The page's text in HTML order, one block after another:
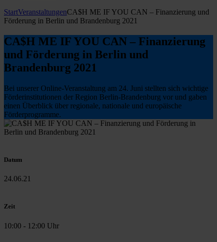
StartVeranstaltungenCA$H ME IF YOU CAN – Finanzierung und
Förderung in Berlin und Brandenburg 2021
CA$H ME IF YOU CAN – Finanzierung
und Förderung in Berlin und
Brandenburg 2021
Bei unserer Online-Veranstaltung am 24. Juni stellten sich wichtige
Förderinstitutionen der Region Berlin-Brandenburg vor und gaben
einen Überblick über regionale, nationale und europäische
Förderprogramme.
Datum
24.06.21
Zeit
10:00 - 12:00 Uhr